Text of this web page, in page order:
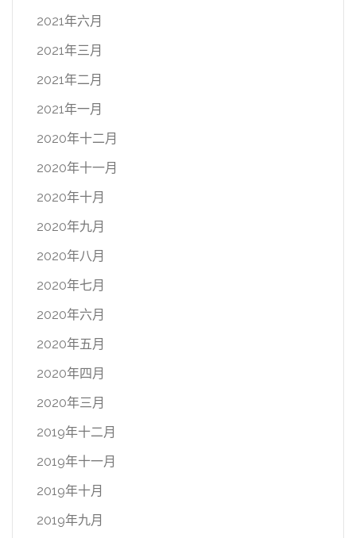
2021年六月
2021年三月
2021年二月
2021年一月
2020年十二月
2020年十一月
2020年十月
2020年九月
2020年八月
2020年七月
2020年六月
2020年五月
2020年四月
2020年三月
2019年十二月
2019年十一月
2019年十月
2019年九月